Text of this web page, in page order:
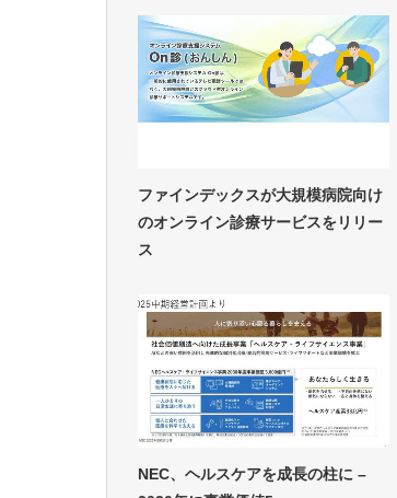
ファインデックスが大規模病院向け
のオンライン診療サービスをリリー
ス
NEC、ヘルスケアを成長の柱に –